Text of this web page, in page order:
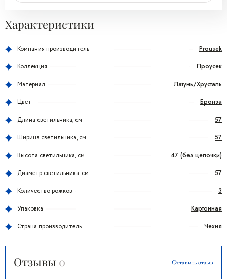
Характеристики
Компания производитель Prousek
Коллекция Проусек
Материал Латунь/Хрусталь
Цвет Бронза
Длина светильника, см 57
Ширина светильника, см 57
Высота светильника, см 47 (без цепочки)
Диаметр светильника, см 57
Количество рожков 3
Упаковка Картонная
Страна производитель Чехия
Отзывы 0 Оставить отзыв